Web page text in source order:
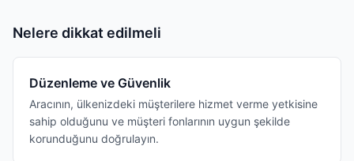
Nelere dikkat edilmeli
Düzenleme ve Güvenlik
Aracının, ülkenizdeki müşterilere hizmet verme yetkisine
sahip olduğunu ve müşteri fonlarının uygun şekilde
korunduğunu doğrulayın.